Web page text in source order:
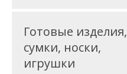
Готовые изделия,
сумки, носки,
игрушки